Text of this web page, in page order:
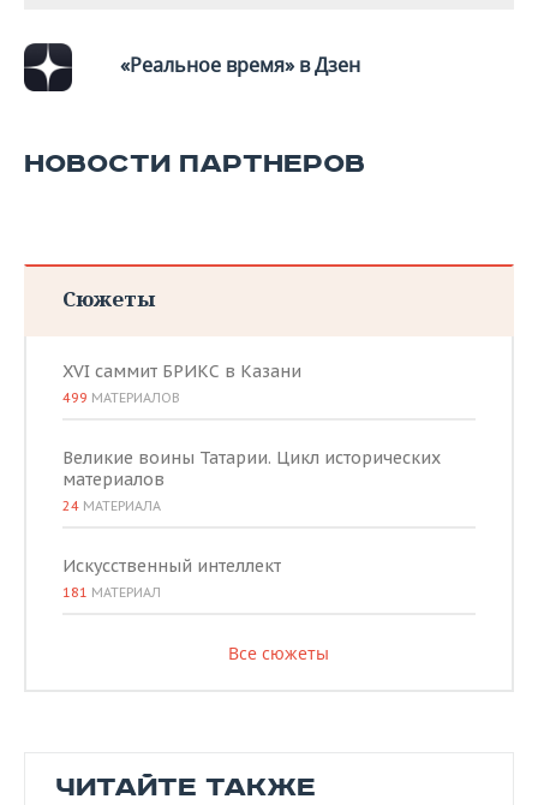
«Реальное время» в Дзен
НОВОСТИ ПАРТНЕРОВ
Сюжеты
XVI саммит БРИКС в Казани
499 МАТЕРИАЛОВ
Великие воины Татарии. Цикл исторических
материалов
24 МАТЕРИАЛА
Искусственный интеллект
181 МАТЕРИАЛ
Все сюжеты
ЧИТАЙТЕ ТАКЖЕ